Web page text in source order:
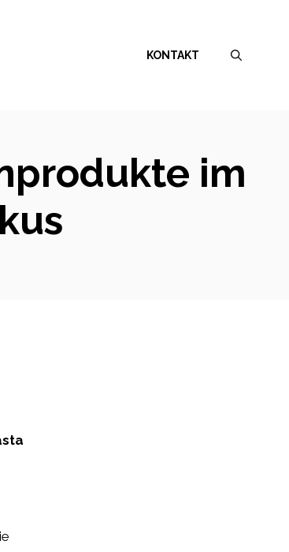
KONTAKT
im